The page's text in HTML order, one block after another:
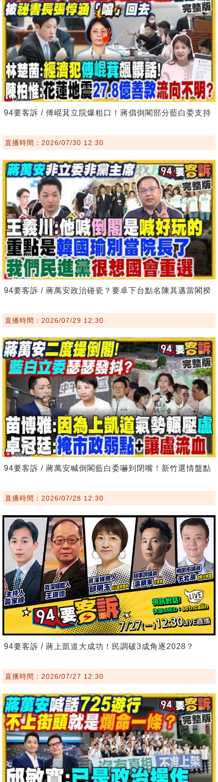
94要客訴 / 傅崐萁立院爆粗口！蔣倡倒閣部分藍白委支持
直播時間：2026/07/30 12:30
94要客訴 / 蔣萬安政治碰瓷？要卓下台點名陳其邁當閣揆
直播時間：2026/07/29 12:30
94要客訴 / 蔣萬安喊倒閣藍白委嚇到閉嘴！新竹選情盤點
直播時間：2026/07/28 12:30
94要客訴 / 蔣上凱道大成功！民調破3成角逐2028？
直播時間：2026/07/27 12:30